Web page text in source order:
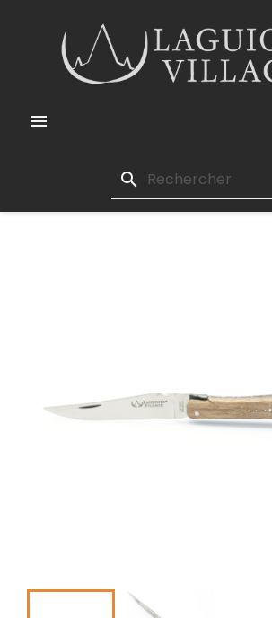

search